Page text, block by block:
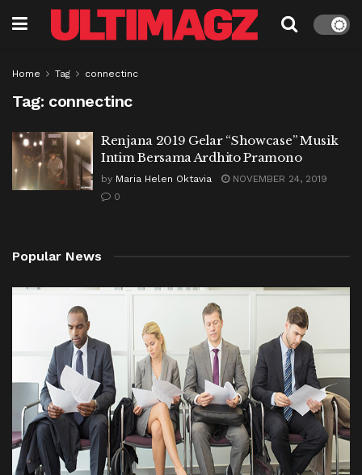
Home Tag connectinc
Tag: connectinc
Renjana 2019 Gelar “Showcase” Musik
Intim Bersama Ardhito Pramono
by Maria Helen Oktavia
NOVEMBER 24, 2019
0
Popular News